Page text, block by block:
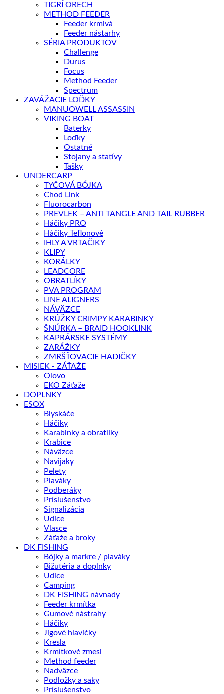
TIGRÍ ORECH
METHOD FEEDER
Feeder krmivá
Feeder nástarhy
SÉRIA PRODUKTOV
Challenge
Durus
Focus
Method Feeder
Spectrum
ZAVÁŽACIE LOĎKY
MANUOWELL ASSASSIN
VIKING BOAT
Baterky
Loďky
Ostatné
Stojany a statívy
Tašky
UNDERCARP
TYČOVÁ BÓJKA
Chod Link
Fluorocarbon
PREVLEK – ANTI TANGLE AND TAIL RUBBER
Háčiky PRO
Háčiky Teflonové
IHLY A VRTAČIKY
KLIPY
KORÁLKY
LEADCORE
OBRATLÍKY
PVA PROGRAM
LINE ALIGNERS
NÁVÄZCE
KRÚŽKY CRIMPY KARABINKY
ŠNÚRKA – BRAID HOOKLINK
KAPRÁRSKE SYSTÉMY
ZARÁŽKY
ZMRŠŤOVACIE HADIČKY
MISIEK - ZÁŤAŽE
Olovo
EKO Záťaže
DOPLNKY
ESOX
Blyskáče
Háčiky
Karabinky a obratlíky
Krabice
Náväzce
Navijaky
Pelety
Plaváky
Podberáky
Príslušenstvo
Signalizácia
Udice
Vlasce
Záťaže a broky
DK FISHING
Bójky a markre / plaváky
Bižutéria a doplnky
Udice
Camping
DK FISHING návnady
Feeder krmítka
Gumové nástrahy
Háčiky
Jigové hlavičky
Kresla
Krmítkové zmesi
Method feeder
Nadväzce
Podložky a saky
Príslušenstvo